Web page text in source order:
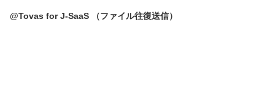
@Tovas for J-SaaS （ファイル往復送信）